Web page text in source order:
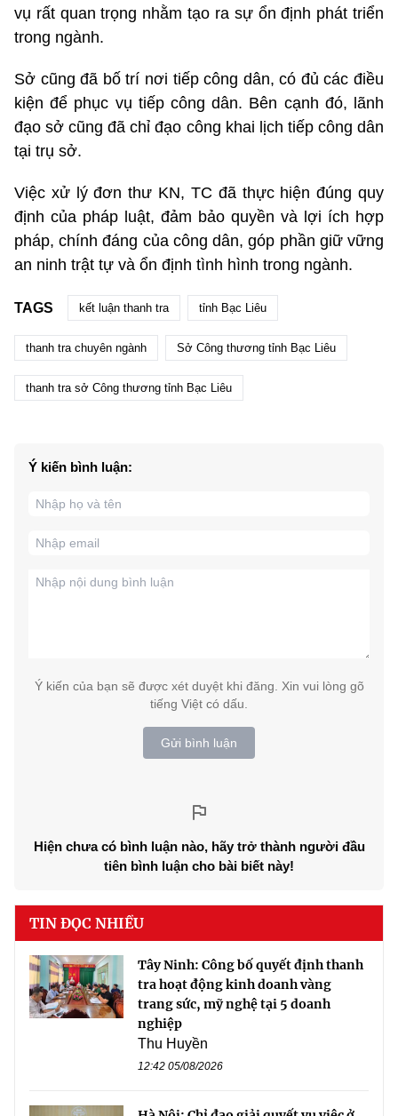
vụ rất quan trọng nhằm tạo ra sự ổn định phát triển
trong ngành.
Sở cũng đã bố trí nơi tiếp công dân, có đủ các điều
kiện để phục vụ tiếp công dân. Bên cạnh đó, lãnh
đạo sở cũng đã chỉ đạo công khai lịch tiếp công dân
tại trụ sở.
Việc xử lý đơn thư KN, TC đã thực hiện đúng quy
định của pháp luật, đảm bảo quyền và lợi ích hợp
pháp, chính đáng của công dân, góp phần giữ vững
an ninh trật tự và ổn định tình hình trong ngành.
TAGS kết luận thanh tra tỉnh Bạc Liêu
thanh tra chuyên ngành Sở Công thương tỉnh Bạc Liêu
thanh tra sở Công thương tỉnh Bạc Liêu
Ý kiến bình luận:
Ý kiến của bạn sẽ được xét duyệt khi đăng. Xin vui lòng gõ
tiếng Việt có dấu.
Gửi bình luận
Hiện chưa có bình luận nào, hãy trở thành người đầu
tiên bình luận cho bài biết này!
TIN ĐỌC NHIỀU
Tây Ninh: Công bố quyết định thanh
tra hoạt động kinh doanh vàng
trang sức, mỹ nghệ tại 5 doanh
nghiệp
Thu Huyền
12:42 05/08/2026